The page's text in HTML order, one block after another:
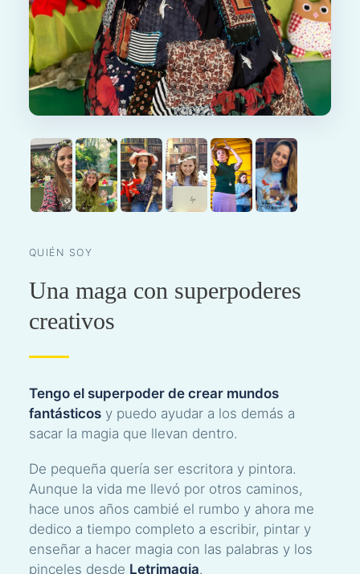
QUIÉN SOY
Una maga con superpoderes
creativos
Tengo el superpoder de crear mundos
fantásticosy puedo ayudar a los demás a
sacar la magia que llevan dentro.
De pequeña quería ser escritora y pintora.
Aunque la vida me llevó por otros caminos,
hace unos años cambié el rumbo y ahora me
dedico a tiempo completo a escribir, pintar y
enseñar a hacer magia con las palabras y los
pinceles desde Letrimagia.